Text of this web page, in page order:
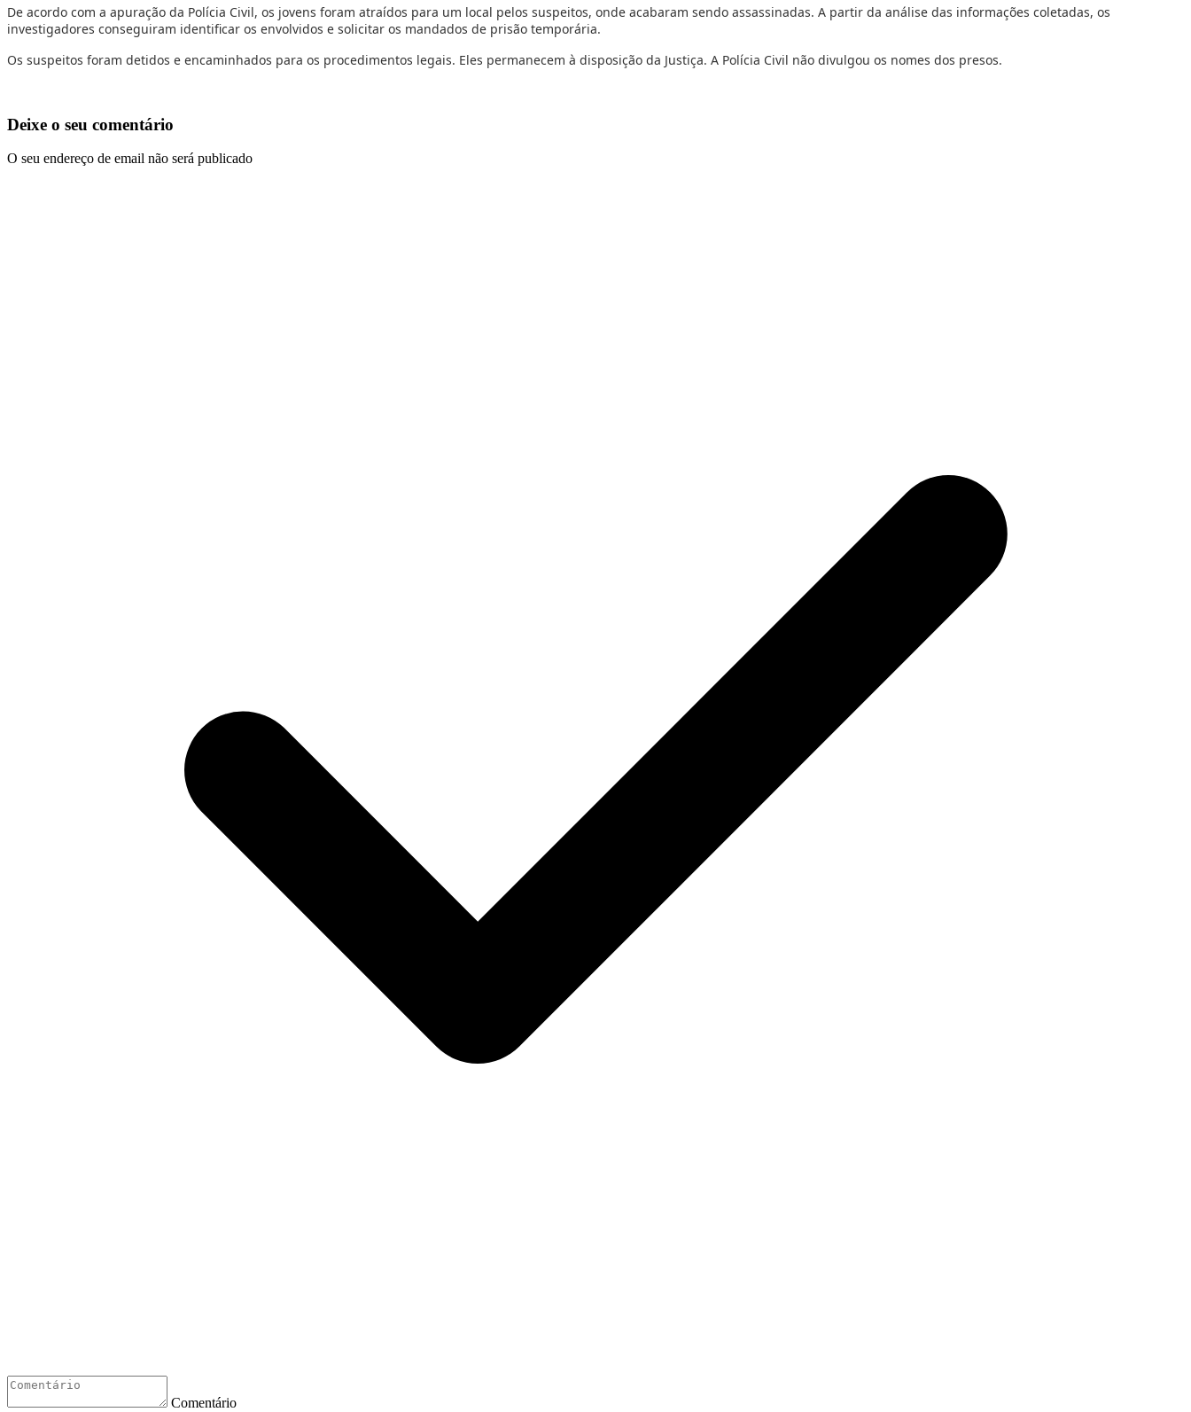
De acordo com a apuração da Polícia Civil, os jovens foram atraídos para um local pelos suspeitos, onde acabaram sendo assassinadas. A partir da análise das informações coletadas, os
investigadores conseguiram identificar os envolvidos e solicitar os mandados de prisão temporária.
Os suspeitos foram detidos e encaminhados para os procedimentos legais. Eles permanecem à disposição da Justiça. A Polícia Civil não divulgou os nomes dos presos.
Deixe o seu comentário
O seu endereço de email não será publicado
Comentário